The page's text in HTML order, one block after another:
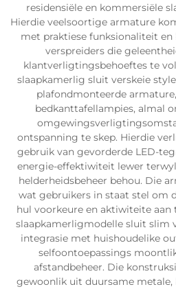
residensiële en kommersiële
Hierdie veelsoortige armature
met praktiese funksionaliteit en
verspreiders die
klantverligtingsbehoeftes te
slaapkamerlig sluit verskeie
plafondmonteerde
bedkanttafellampies, almal
ontspanning te skep. Hierdie
gebruik van gevorderde LED-
energie-effektiwiteit lewer
helderheidsbeheer behou. Die
wat gebruikers in staat stel om
hul voorkeure en aktiwiteite aan
slaapkamerligmodelle sluit slim
integrasie met huishoudelike
selfoontoepassings
afstandbeheer. Die
gewoonlik uit duursame metale,